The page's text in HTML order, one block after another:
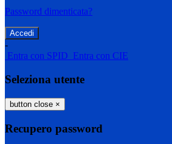
Password dimenticata?
-
Entra con SPID Entra con CIE
Seleziona utente
button close ×
Recupero password